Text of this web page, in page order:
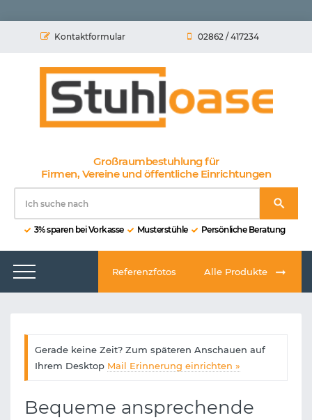
Kontaktformular 02862 / 417234
Großraumbestuhlung für
Firmen, Vereine und öffentliche Einrichtungen
3% sparen bei Vorkasse Musterstühle Persönliche Beratung
Referenzfotos Alle Produkte
Gerade keine Zeit? Zum späteren Anschauen auf
Ihrem Desktop Mail Erinnerung einrichten »
Bequeme ansprechende